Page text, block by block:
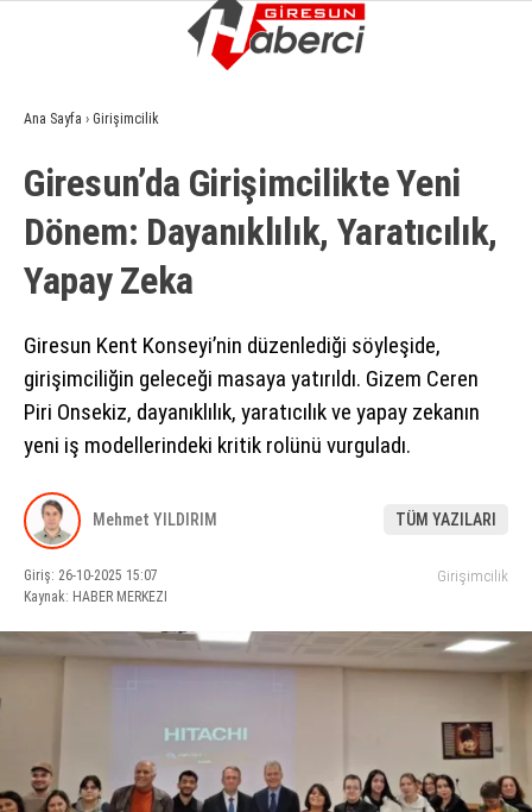
Facebook
GÜNDEM
EKONOMI
SIYASET
ASAYIŞ
SPOR
YAŞAM
SAĞLIK
KÜLTÜR SANAT
Ana Sayfa › Girişimcilik
Giresun’da Girişimcilikte Yeni
Dönem: Dayanıklılık, Yaratıcılık,
Yapay Zeka
Giresun Kent Konseyi’nin düzenlediği söyleşide,
girişimciliğin geleceği masaya yatırıldı. Gizem Ceren
Piri Onsekiz, dayanıklılık, yaratıcılık ve yapay zekanın
yeni iş modellerindeki kritik rolünü vurguladı.
Mehmet YILDIRIM TÜM YAZILARI
Giriş: 26-10-2025 15:07
Kaynak: HABER MERKEZI
Girişimcilik